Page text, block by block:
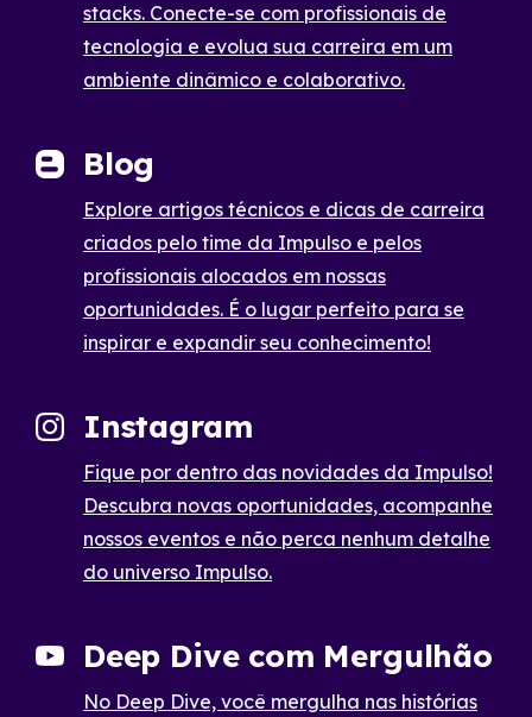
stacks. Conecte-se com profissionais de
tecnologia e evolua sua carreira em um
ambiente dinâmico e colaborativo.
Blog
Explore artigos técnicos e dicas de carreira
criados pelo time da Impulso e pelos
profissionais alocados em nossas
oportunidades. É o lugar perfeito para se
inspirar e expandir seu conhecimento!
Instagram
Fique por dentro das novidades da Impulso!
Descubra novas oportunidades, acompanhe
nossos eventos e não perca nenhum detalhe
do universo Impulso.
Deep Dive com Mergulhão
No Deep Dive, você mergulha nas histórias